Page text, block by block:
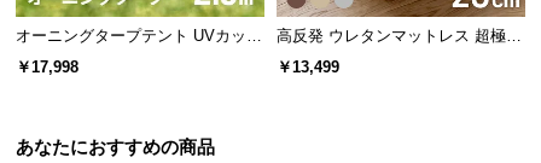
会
員
に
オーニングタープテント UVカット
風に強い 防水 新開発のブラックコ
￥17,998
高反発 ウレタンマットレス 超極厚
20cm 選べる2タイプ （一体型/三
￥13,499
あなたにおすすめの商品